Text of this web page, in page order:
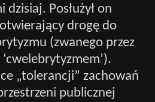
Posłużył on
drogę do
(zwanego przez
„tolerancji” zachowań
publicznej